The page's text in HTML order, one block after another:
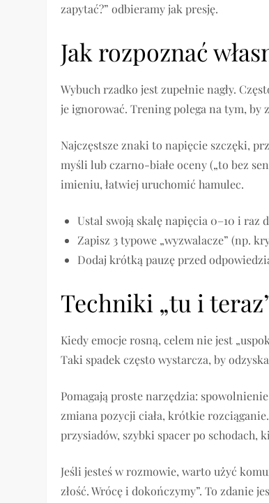
zapytać?” odbieramy jak presję.
Jak rozpoznać
Wybuch rzadko jest zupełnie nagły.
je ignorować. Trening polega na tym, by
Najczęstsze znaki to napięcie szczęki,
myśli lub czarno-białe oceny („to bez
imieniu, łatwiej uruchomić hamulec.
Ustal swoją skalę napięcia 0–10 i raz
Zapisz 3 typowe „wyzwalacze” (np.
Dodaj krótką pauzę przed
Techniki „tu i
Kiedy emocje rosną, celem nie jest
Taki spadek często wystarcza, by
Pomagają proste narzędzia:
zmiana pozycji ciała, krótkie
przysiadów, szybki spacer po schodach,
Jeśli jesteś w rozmowie, warto użyć
złość. Wrócę i dokończymy”. To